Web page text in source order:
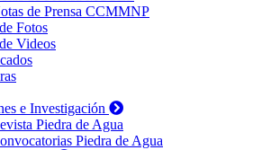
de Prensa CCMMNP
Fotos
Videos
e Investigación
Piedra de Agua
Piedra de Agua